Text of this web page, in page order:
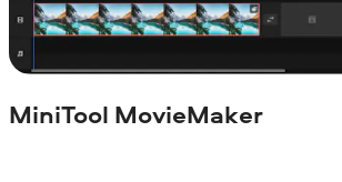
MiniTool MovieMaker